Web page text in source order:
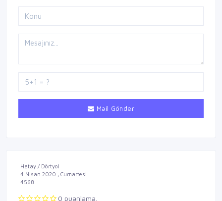
Mail Gönder
Hatay / Dörtyol
4 Nisan 2020 , Cumartesi
4568
0 puanlama.